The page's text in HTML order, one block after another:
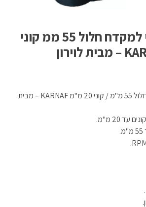
סטנד מגנטי למקדח חלול 55 ממ קוני
סטנד מגנטי למקדח חלול 55 מ"מ / קוני 20 מ"מ KARNAF – מבית
20 מ"מ.